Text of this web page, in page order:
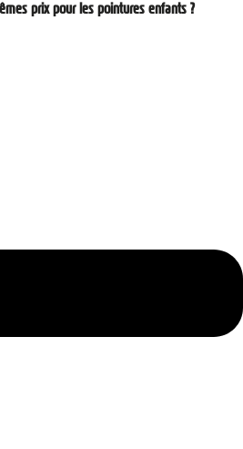
prix pour les pointures enfants ?